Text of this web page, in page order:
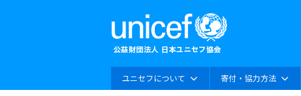
ユニセフについて 寄付・協力方法